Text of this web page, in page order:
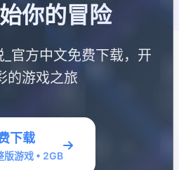
你的冒险
官方中文免费下载，开
的游戏之旅
下载
版游戏 • 2GB